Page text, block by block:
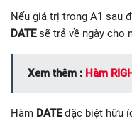
Nếu giá trị trong A1 sau
DATEsẽ trả về ngày cho
Xem thêm : Hàm
Hàm DATEđặc biệt hữu